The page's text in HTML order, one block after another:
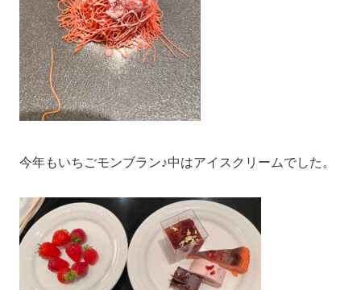
今年もいちごモンブラン♪中はアイスクリームでした。